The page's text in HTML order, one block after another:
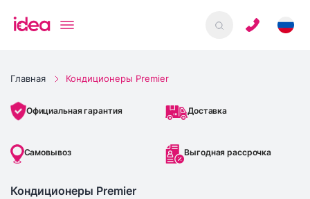
Главная Кондиционеры Premier
Официальная гарантия Доставка
Самовывоз Выгодная рассрочка
Кондиционеры Premier